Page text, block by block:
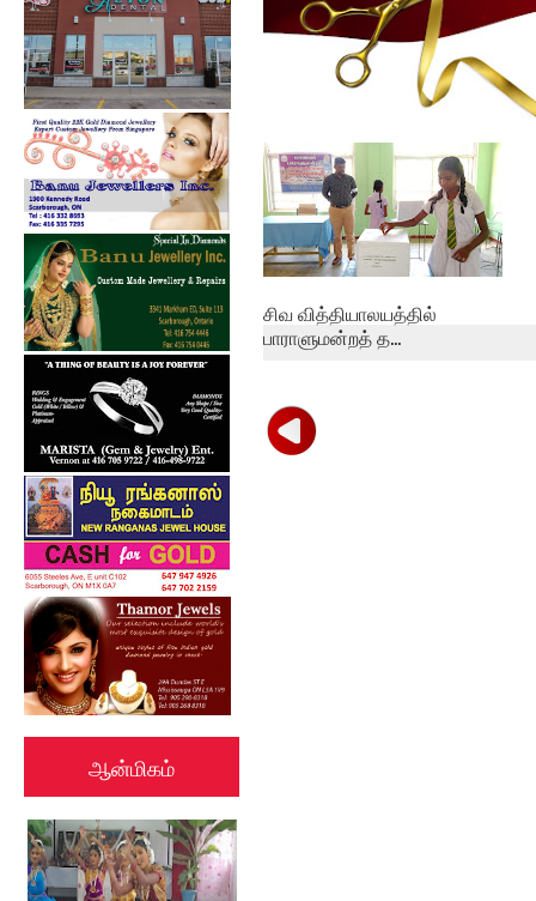
ஆன்மிகம்
கல்குடா கல்வி வலயத்தின்
இணையத்தளம் ...
சிவ வித்தியாலயத்தில்
பாராளுமன்றத் த...